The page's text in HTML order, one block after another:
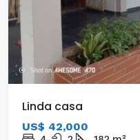
Linda casa
US$ 42,000